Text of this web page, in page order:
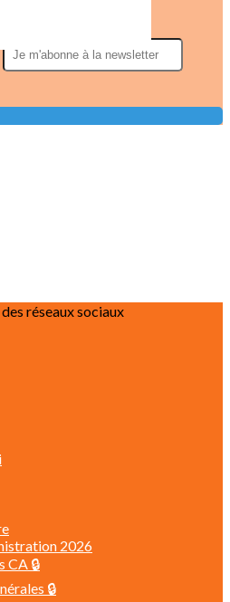
réseaux sociaux
2026
CA 🔒
🔒